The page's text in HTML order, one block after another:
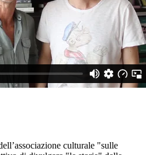
culturale "sulle